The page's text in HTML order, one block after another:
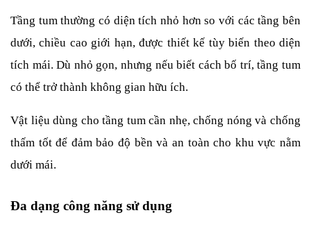
Tầng tum thường có diện tích nhỏ hơn so với các tầng bên
dưới, chiều cao giới hạn, được thiết kế tùy biến theo diện
tích mái. Dù nhỏ gọn, nhưng nếu biết cách bố trí, tầng tum
có thể trở thành không gian hữu ích.
Vật liệu dùng cho tầng tum cần nhẹ, chống nóng và chống
thấm tốt để đảm bảo độ bền và an toàn cho khu vực nằm
dưới mái.
Đa dạng công năng sử dụng